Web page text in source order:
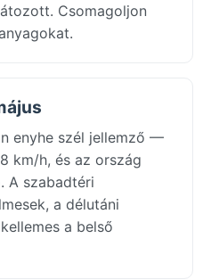
Csomagoljon
enyhe szél jellemző —
km/h, és az ország
A szabadtéri
a délutáni
a belső